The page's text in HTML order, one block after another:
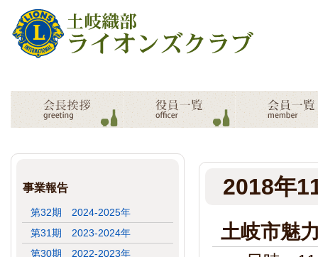
2018年
土岐市魅
事業報告
第32期 2024-2025年
第31期 2023-2024年
第30期 2022-2023年